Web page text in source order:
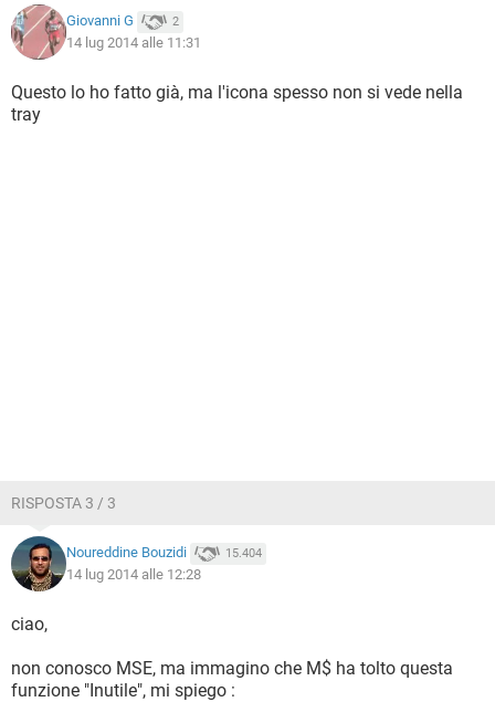
Giovanni G 2
14 lug 2014 alle 11:31
Questo lo ho fatto già, ma l'icona spesso non si vede nella
tray
RISPOSTA 3 / 3
Noureddine Bouzidi 15.404
14 lug 2014 alle 12:28
ciao,
non conosco MSE, ma immagino che M$ ha tolto questa
funzione "Inutile", mi spiego :